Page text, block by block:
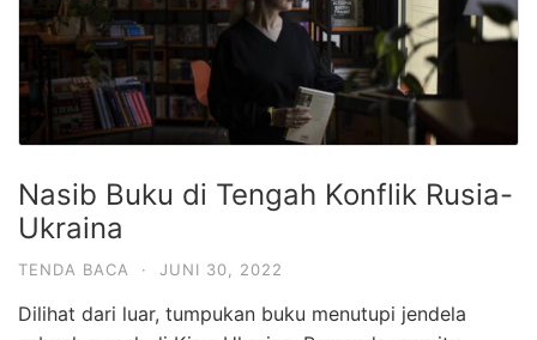
Nasib Buku di Tengah Konflik Rusia-
Ukraina
TENDA BACA · JUNI 30, 2022
Dilihat dari luar, tumpukan buku menutupi jendela